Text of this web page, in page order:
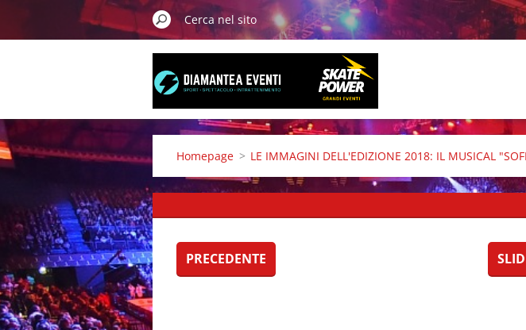
Homepage > LE IMMAGINI DELL'EDIZIONE 2018: IL MUSICAL
PRECEDENTE